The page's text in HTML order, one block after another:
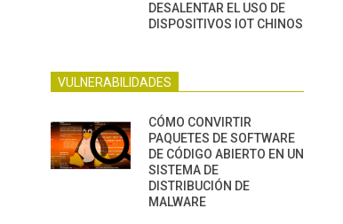
DESALENTAR EL USO DE
DISPOSITIVOS IOT CHINOS
VULNERABILIDADES
CÓMO CONVIRTIR
PAQUETES DE SOFTWARE
DE CÓDIGO ABIERTO EN UN
SISTEMA DE
DISTRIBUCIÓN DE
MALWARE